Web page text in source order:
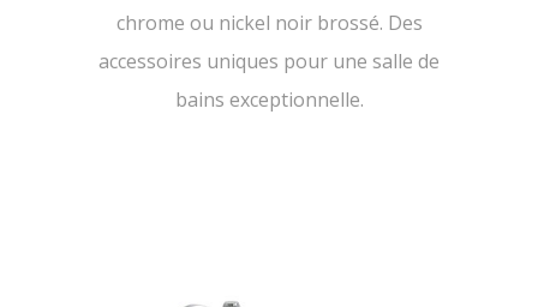
chrome ou nickel noir brossé. Des
accessoires uniques pour une salle de
bains exceptionnelle.